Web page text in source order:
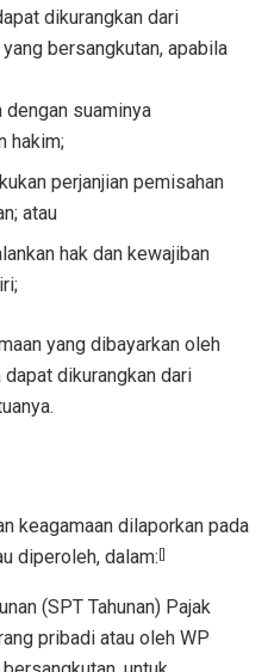
dikurangkan dari
bersangkutan, apabila
suaminya
hakim;
perjanjian pemisahan
atau
hak dan kewajiban
yang dibayarkan oleh
dikurangkan dari
keagamaan dilaporkan pada
diperoleh, dalam:
(SPT Tahunan) Pajak
pribadi atau oleh WP